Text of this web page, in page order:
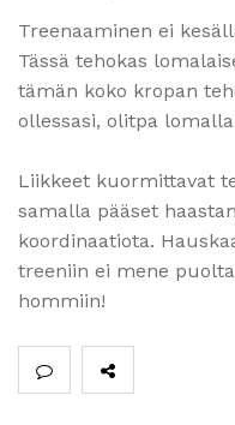
Treenaaminen ei
Tässä tehokas
tämän koko kropan
ollessasi, olitpa
Liikkeet kuormittavat
samalla pääset
koordinaatiota.
treeniin ei mene
hommiin!